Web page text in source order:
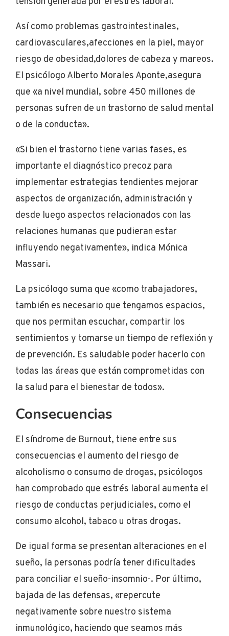
Así como problemas gastrointestinales,
cardiovasculares,afecciones en la piel, mayor
riesgo de obesidad,dolores de cabeza y mareos.
El psicólogo Alberto Morales Aponte,asegura
que «a nivel mundial, sobre 450 millones de
personas sufren de un trastorno de salud mental
o de la conducta».
«Si bien el trastorno tiene varias fases, es
importante el diagnóstico precoz para
implementar estrategias tendientes mejorar
aspectos de organización, administración y
desde luego aspectos relacionados con las
relaciones humanas que pudieran estar
influyendo negativamente», indica Mónica
Massari.
La psicólogo suma que «como trabajadores,
también es necesario que tengamos espacios,
que nos permitan escuchar, compartir los
sentimientos y tomarse un tiempo de reflexión y
de prevención. Es saludable poder hacerlo con
todas las áreas que están comprometidas con
la salud para el bienestar de todos».
Consecuencias
El síndrome de Burnout, tiene entre sus
consecuencias el aumento del riesgo de
alcoholismo o consumo de drogas, psicólogos
han comprobado que estrés laboral aumenta el
riesgo de conductas perjudiciales, como el
consumo alcohol, tabaco u otras drogas.
De igual forma se presentan alteraciones en el
sueño, la personas podría tener dificultades
para conciliar el sueño-insomnio-. Por último,
bajada de las defensas, «repercute
negativamente sobre nuestro sistema
inmunológico, haciendo que seamos más